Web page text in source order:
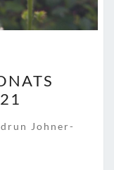
Johner-